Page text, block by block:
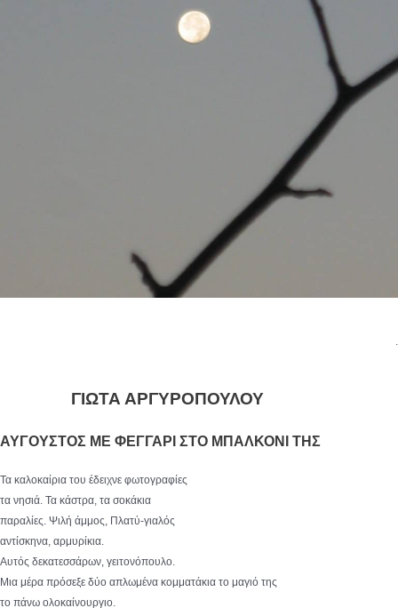
.
ΓΙΩΤΑ ΑΡΓΥΡΟΠΟΥΛΟΥ
ΑΥΓΟΥΣΤΟΣ ΜΕ ΦΕΓΓΑΡΙ ΣΤΟ ΜΠΑΛΚΟΝΙ ΤΗΣ
Τα καλοκαίρια του έδειχνε φωτογραφίες
τα νησιά. Τα κάστρα, τα σοκάκια
παραλίες. Ψιλή άμμος, Πλατύ-γιαλός
αντίσκηνα, αρμυρίκια.
Αυτός δεκατεσσάρων, γειτονόπουλο.
Μια μέρα πρόσεξε δύο απλωμένα κομματάκια το μαγιό της
το πάνω ολοκαίνουργιο.